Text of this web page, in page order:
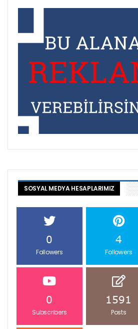
SOSYAL MEDYA HESAPLARIMIZ
0
Followers
4
Followers
0
Subscribers
1591
Posts